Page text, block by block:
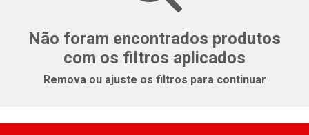
Não foram encontrados produtos
com os filtros aplicados
Remova ou ajuste os filtros para continuar